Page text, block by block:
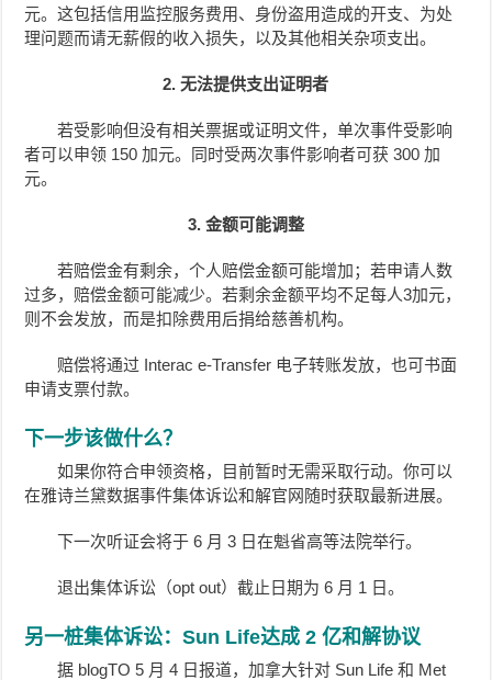
元。这包括信用监控服务费用、身份盗用造成的开支、为处
理问题而请无薪假的收入损失，以及其他相关杂项支出。
2. 无法提供支出证明者
若受影响但没有相关票据或证明文件，单次事件受影响
者可以申领 150 加元。同时受两次事件影响者可获 300 加
元。
3. 金额可能调整
若赔偿金有剩余，个人赔偿金额可能增加；若申请人数
过多，赔偿金额可能减少。若剩余金额平均不足每人3加元，
则不会发放，而是扣除费用后捐给慈善机构。
赔偿将通过 Interac e-Transfer 电子转账发放，也可书面
申请支票付款。
下一步该做什么？
如果你符合申领资格，目前暂时无需采取行动。你可以
在雅诗兰黛数据事件集体诉讼和解官网随时获取最新进展。
下一次听证会将于 6 月 3 日在魁省高等法院举行。
退出集体诉讼（opt out）截止日期为 6 月 1 日。
另一桩集体诉讼：Sun Life达成 2 亿和解协议
据 blogTO 5 月 4 日报道，加拿大针对 Sun Life 和 Met